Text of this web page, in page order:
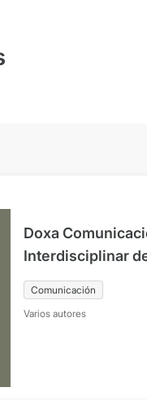
Doxa
Interdisciplinar
Comunicación y
Nº33 julio-
Comunicación
Varios autores